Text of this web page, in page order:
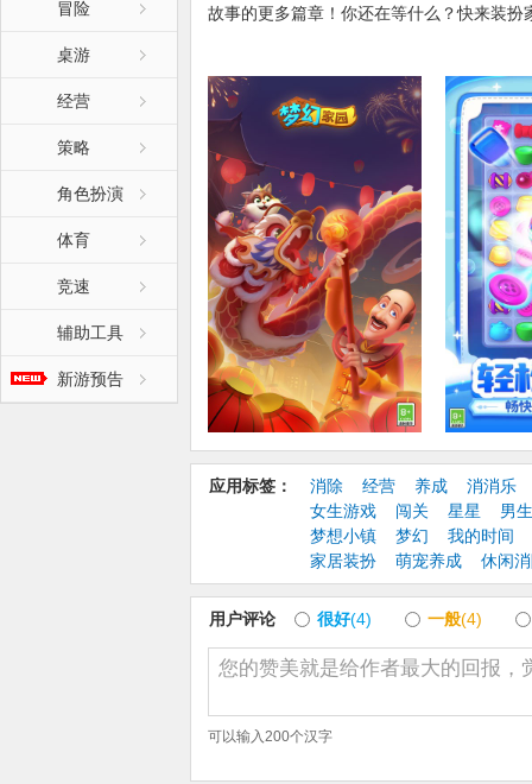
冒险
桌游
经营
策略
角色扮演
体育
竞速
辅助工具
新游预告
故事的更多篇章！你还在等什么？快来装扮
● 独特玩法：用交换和匹配图块的方式来帮
● 室内设计：房子装潢由你决定。
● 刺激三消关卡：内含独特的增强道具和爆
● 美丽宽敞的豪宅：揭开豪宅内的所有秘密
● 精采角色：在游戏内的社区网络观察他们
● 可爱的宠物：领养可爱毛茸茸的猫咪。
将老宅邸全面翻新吧！展现你的设计天份
域！上千个设计选择让你尽情发挥创意，
【更新日志】:
家园6.9.0版本更新！
家园七载，一路同行！
【更新内容】
-这么可爱的小兔兔居然有两只！是谁心动
风洞赛季
-呜呼起飞~想不想跟奥斯汀一起空中飞翔？
时光之轮
奇幻王国
应用标签： 消除 经营 养成
消消乐
女生游戏
闯关 星星
男
梦想小镇
梦幻
我的时间
家居装扮
萌宠养成 休闲
用户评论 很好(4) 一般(4)
可以输入200个汉字